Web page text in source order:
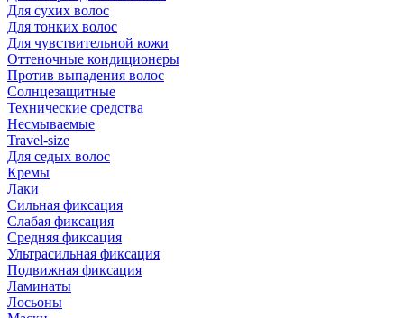
Для сухих волос
Для тонких волос
Для чувствительной кожи
Оттеночные кондиционеры
Против выпадения волос
Солнцезащитные
Технические средства
Несмываемые
Travel-size
Для седых волос
Кремы
Лаки
Сильная фиксация
Слабая фиксация
Средняя фиксация
Ультрасильная фиксация
Подвижная фиксация
Ламинаты
Лосьоны